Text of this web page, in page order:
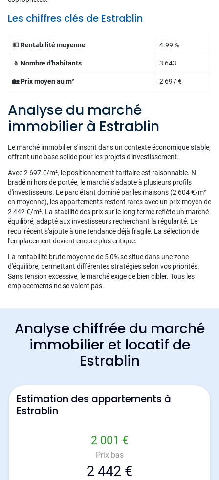
Les chiffres clés de Estrablin
💵 Rentabilité moyenne 4.99 %
🚶 Nombre d'habitants 3 643
🏡 Prix moyen au m² 2 697 €
Analyse du marché
immobilier à Estrablin
Le marché immobilier s'inscrit dans un contexte économique stable,
offrant une base solide pour les projets d'investissement.
Avec 2 697 €/m², le positionnement tarifaire est raisonnable. Ni
bradé ni hors de portée, le marché s'adapte à plusieurs profils
d'investisseurs. Le parc étant dominé par les maisons (2 604 €/m²
en moyenne), les appartements restent rares avec un prix moyen de
2 442 €/m². La stabilité des prix sur le long terme reflète un marché
équilibré, adapté aux investisseurs recherchant la régularité. Le
recul récent s'ajoute à une tendance déjà fragile. La sélection de
l'emplacement devient encore plus critique.
La rentabilité brute moyenne de 5,0% se situe dans une zone
d'équilibre, permettant différentes stratégies selon vos priorités.
Sans tension excessive, le marché exige de bien cibler. Tous les
emplacements ne se valent pas.
Analyse chiffrée du marché
immobilier et locatif de
Estrablin
Estimation des appartements à
Estrablin
2 001 €
Prix bas
2 442 €